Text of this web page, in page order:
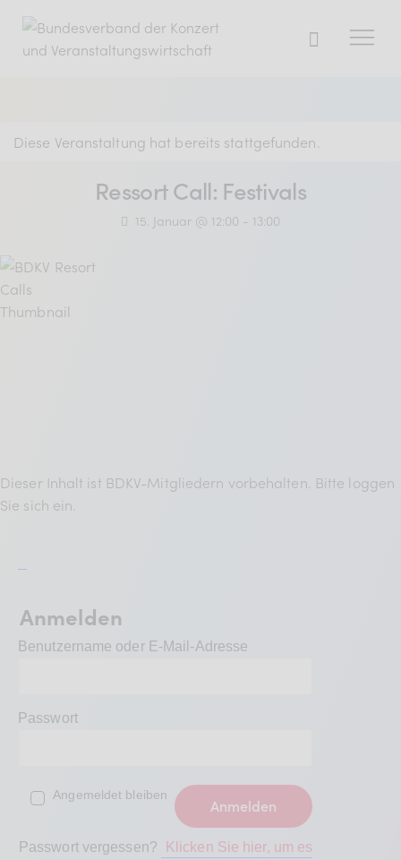
Diese Veranstaltung hat bereits stattgefunden.
Ressort Call: Festivals
15. Januar @ 12:00 - 13:00
Dieser Inhalt ist BDKV-Mitgliedern vorbehalten. Bitte loggen
Sie sich ein.
Anmelden
Benutzername oder E-Mail-Adresse
Passwort
Angemeldet bleiben
Passwort vergessen?
Klicken Sie hier, um es
Der BDKV
Presse
Mitglied werden
Services
Geldwerte Vorteile und